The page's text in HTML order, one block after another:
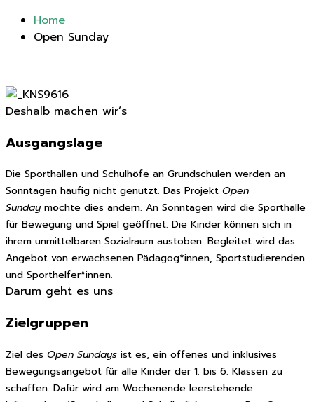
Home
Open Sunday
Deshalb machen wir´s
Ausgangslage
Die Sporthallen und Schulhöfe an Grundschulen werden an
Sonntagen häufig nicht genutzt. Das Projekt Open
Sundaymöchte dies ändern. An Sonntagen wird die Sporthalle
für Bewegung und Spiel geöffnet. Die Kinder können sich in
ihrem unmittelbaren Sozialraum austoben. Begleitet wird das
Angebot von erwachsenen Pädagog*innen, Sportstudierenden
und Sporthelfer*innen.
Darum geht es uns
Zielgruppen
Ziel des Open Sundays ist es, ein offenes und inklusives
Bewegungsangebot für alle Kinder der 1. bis 6. Klassen zu
schaffen. Dafür wird am Wochenende leerstehende